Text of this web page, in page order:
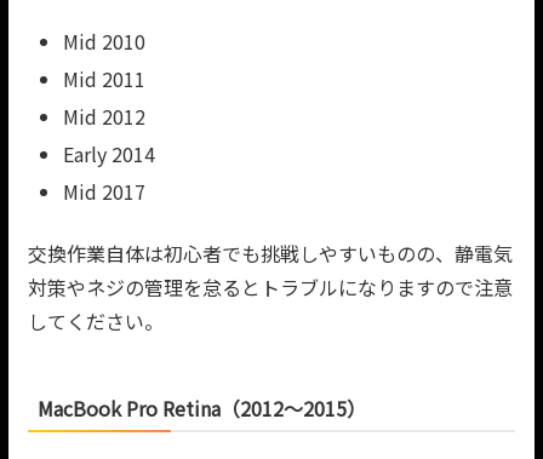
Mid 2010
Mid 2011
Mid 2012
Early 2014
Mid 2017
交換作業自体は初心者でも挑戦しやすいものの、静電気
対策やネジの管理を怠るとトラブルになりますので注意
してください。
MacBook Pro Retina（2012〜2015）